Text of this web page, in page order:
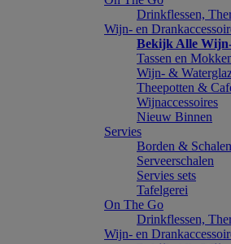
Drinkflessen,
Wijn- en
Bekijk Alle
Tassen en
Wijn- &
Theepotten &
Wijnaccessoires
Nieuw Binnen
Servies
Borden & Schalen
Serveerschalen
Servies sets
Tafelgerei
On The Go
Drinkflessen,
Wijn- en